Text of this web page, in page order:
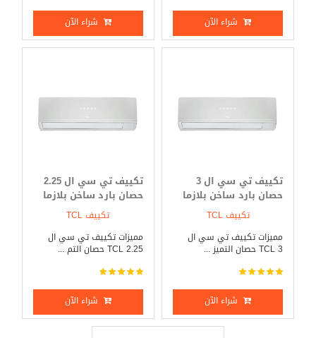
شراء الآن شراء الآن
تكييف تي سي ال 3
حصان بارد ساخن بلازما
ديجيتالتكييف TCL
مميزات تكييف تي سي ال
TCL 3 حصان التميز ...
شراء الآن
تكييف تي سي ال 2.25
حصان بارد ساخن بلازما
ديجيتالتكييف TCL
مميزات تكييف تي سي ال
TCL 2.25 حصان التم ...
شراء الآن